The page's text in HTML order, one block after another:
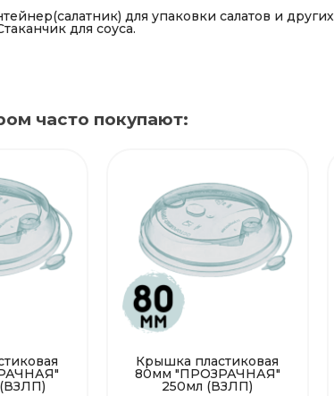
для упаковки салатов и других
для соуса.
часто покупают:
Крышка пластиковая
80мм "ПРОЗРАЧНАЯ"
250мл (ВЗЛП)